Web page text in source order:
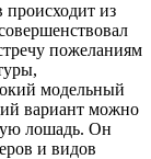
происходит из
пожеланиям
модельный
вариант можно
лошадь. Он
и видов